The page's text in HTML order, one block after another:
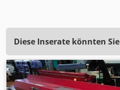
Diese Inserate könnten